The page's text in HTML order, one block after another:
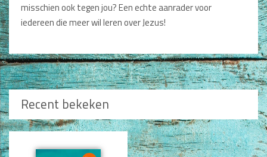
Beschrijving *
Type nog 50 woorden.
Plaatsen
misschien ook tegen jou? Een echte aanrader voor
iedereen die meer wil leren over Jezus!
Recent bekeken